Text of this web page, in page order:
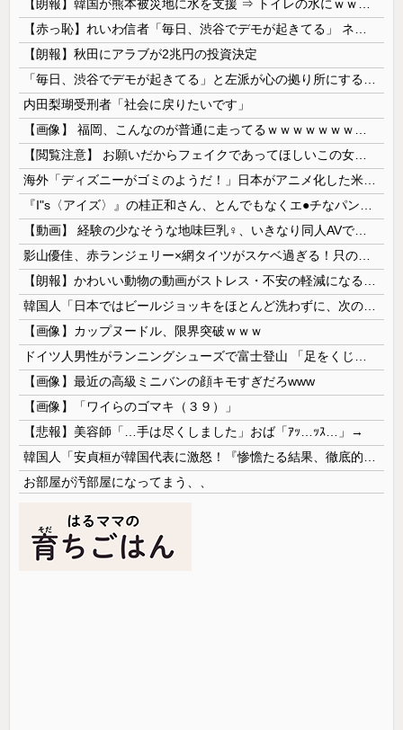
【朗報】秋田にアラブが2兆円の投資決定
内田梨瑚受刑者「社会に戻りたいです」
【画像】カップヌードル、限界突破ｗｗｗ
【画像】最近の高級ミニバンの顔キモすぎだろwww
【画像】「ワイらのゴマキ（３９）」
【悲報】美容師「…手は尽くしました」おば「ｱｯ…ｯｽ…」→
お部屋が汚部屋になってまう、、